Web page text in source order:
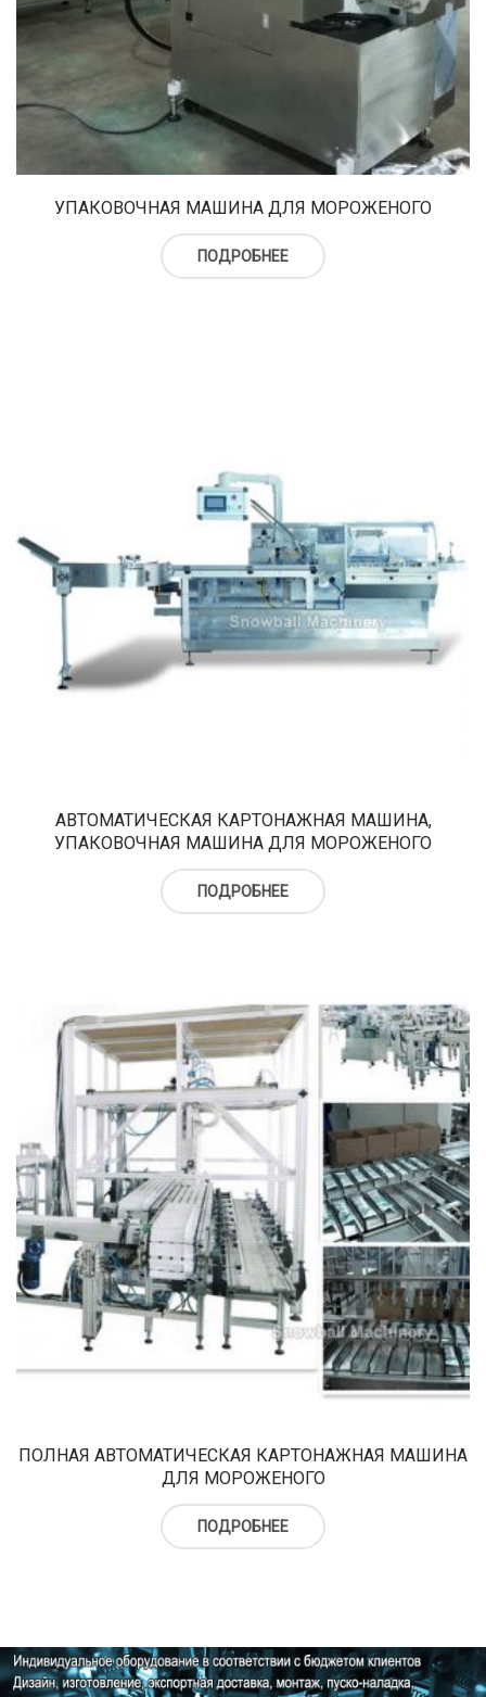
УПАКОВОЧНАЯ МАШИНА ДЛЯ МОРОЖЕНОГО
ПОДРОБНЕЕ
АВТОМАТИЧЕСКАЯ КАРТОНАЖНАЯ МАШИНА,
УПАКОВОЧНАЯ МАШИНА ДЛЯ МОРОЖЕНОГО
ПОДРОБНЕЕ
ПОЛНАЯ АВТОМАТИЧЕСКАЯ КАРТОНАЖНАЯ МАШИНА
ДЛЯ МОРОЖЕНОГО
ПОДРОБНЕЕ